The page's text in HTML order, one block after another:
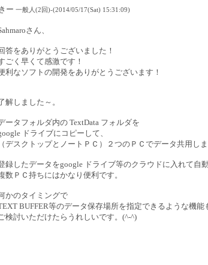
ー 一般人(2回)-(2014/05/17(Sat) 15:31:09)
さん、
答をありがとうございました！
ごく早くて感激です！
利なソフトの開発をありがとうございます！
解しました～。
ータフォルダ内の TextData フォルダを
ドライブにコピーして、
（デスクトップとノートＰＣ）２つのＰＣでデータ共用し
録したデータをgoogle ドライブ等のクラウドに入れて自
数ＰＣ持ちにはかなり便利です。
かのタイミングで
BUFFER等のデータ保存場所を指定できるような機能
ご検討いただけたらうれしいです。(^-^)